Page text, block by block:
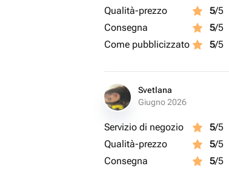
Qualità-prezzo
5/5
Consegna
5/5
Come pubblicizzato
5/5
Svetlana
Giugno 2026
Servizio di negozio 5/5
Qualità-prezzo
5/5
Consegna
5/5